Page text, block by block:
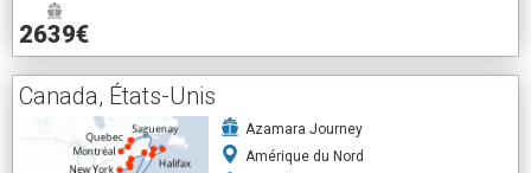
2639€
Canada, États-Unis
Azamara Journey
Amérique du Nord